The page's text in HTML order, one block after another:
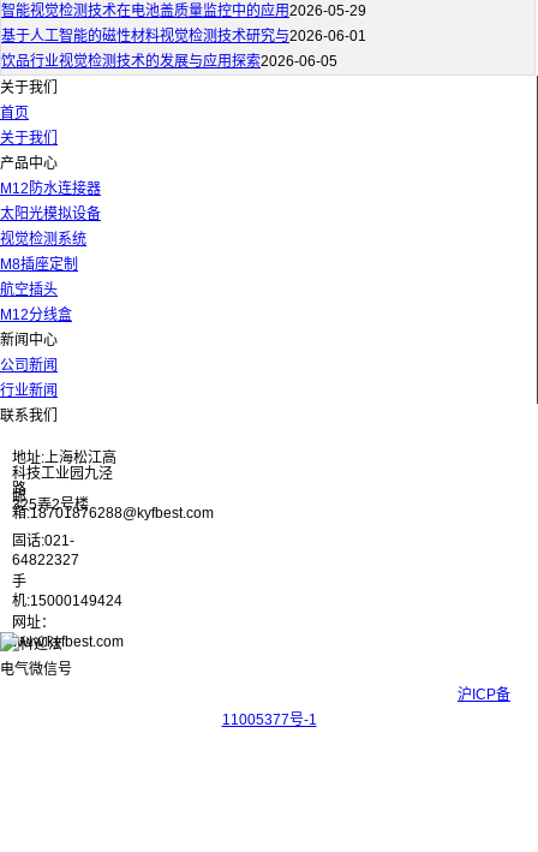
智能视觉检测技术在电池盖质量监控中的应用2026-05-29
基于人工智能的磁性材料视觉检测技术研究与2026-06-01
饮品行业视觉检测技术的发展与应用探索2026-06-05
关于我们
首页
关于我们
产品中心
M12防水连接器
太阳光模拟设备
视觉检测系统
M8插座定制
航空插头
M12分线盒
新闻中心
公司新闻
行业新闻
联系我们
地址:上海松江高
科技工业园九泾
路
325弄2号楼
邮
箱:18701876288@kyfbest.com
固话:021-
64822327
手
机:15000149424
网址：
www.kyfbest.com
沪ICP备
11005377号-1